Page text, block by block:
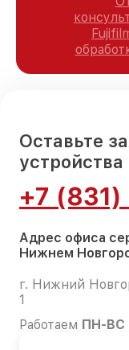
Оставьте
+7
Адрес офиса
Нижнем
г. Нижний
1
Работаем ПН-ВС